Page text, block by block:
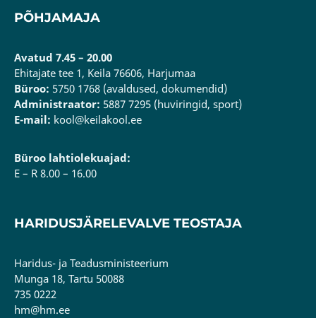
PÕHJAMAJA
Avatud 7.45 – 20.00
Ehitajate tee 1, Keila 76606, Harjumaa
Büroo: 5750 1768 (avaldused, dokumendid)
Administraator: 5887 7295 (huviringid, sport)
E-mail: kool@keilakool.ee
Büroo lahtiolekuajad:
E – R 8.00 – 16.00
HARIDUSJÄRELEVALVE TEOSTAJA
Haridus- ja Teadusministeerium
Munga 18, Tartu 50088
735 0222
hm@hm.ee